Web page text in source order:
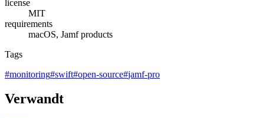
license
MIT
requirements
macOS, Jamf products
Tags
#monitoring#swift#open-source#jamf-pro
Verwandt